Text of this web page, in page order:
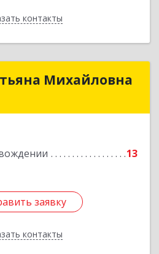
контакты
Назад
Михайловна
13
заявку
контакты
Михайловна
заявку
Назад